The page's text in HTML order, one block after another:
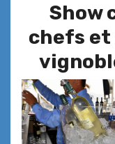
Show
chefs et